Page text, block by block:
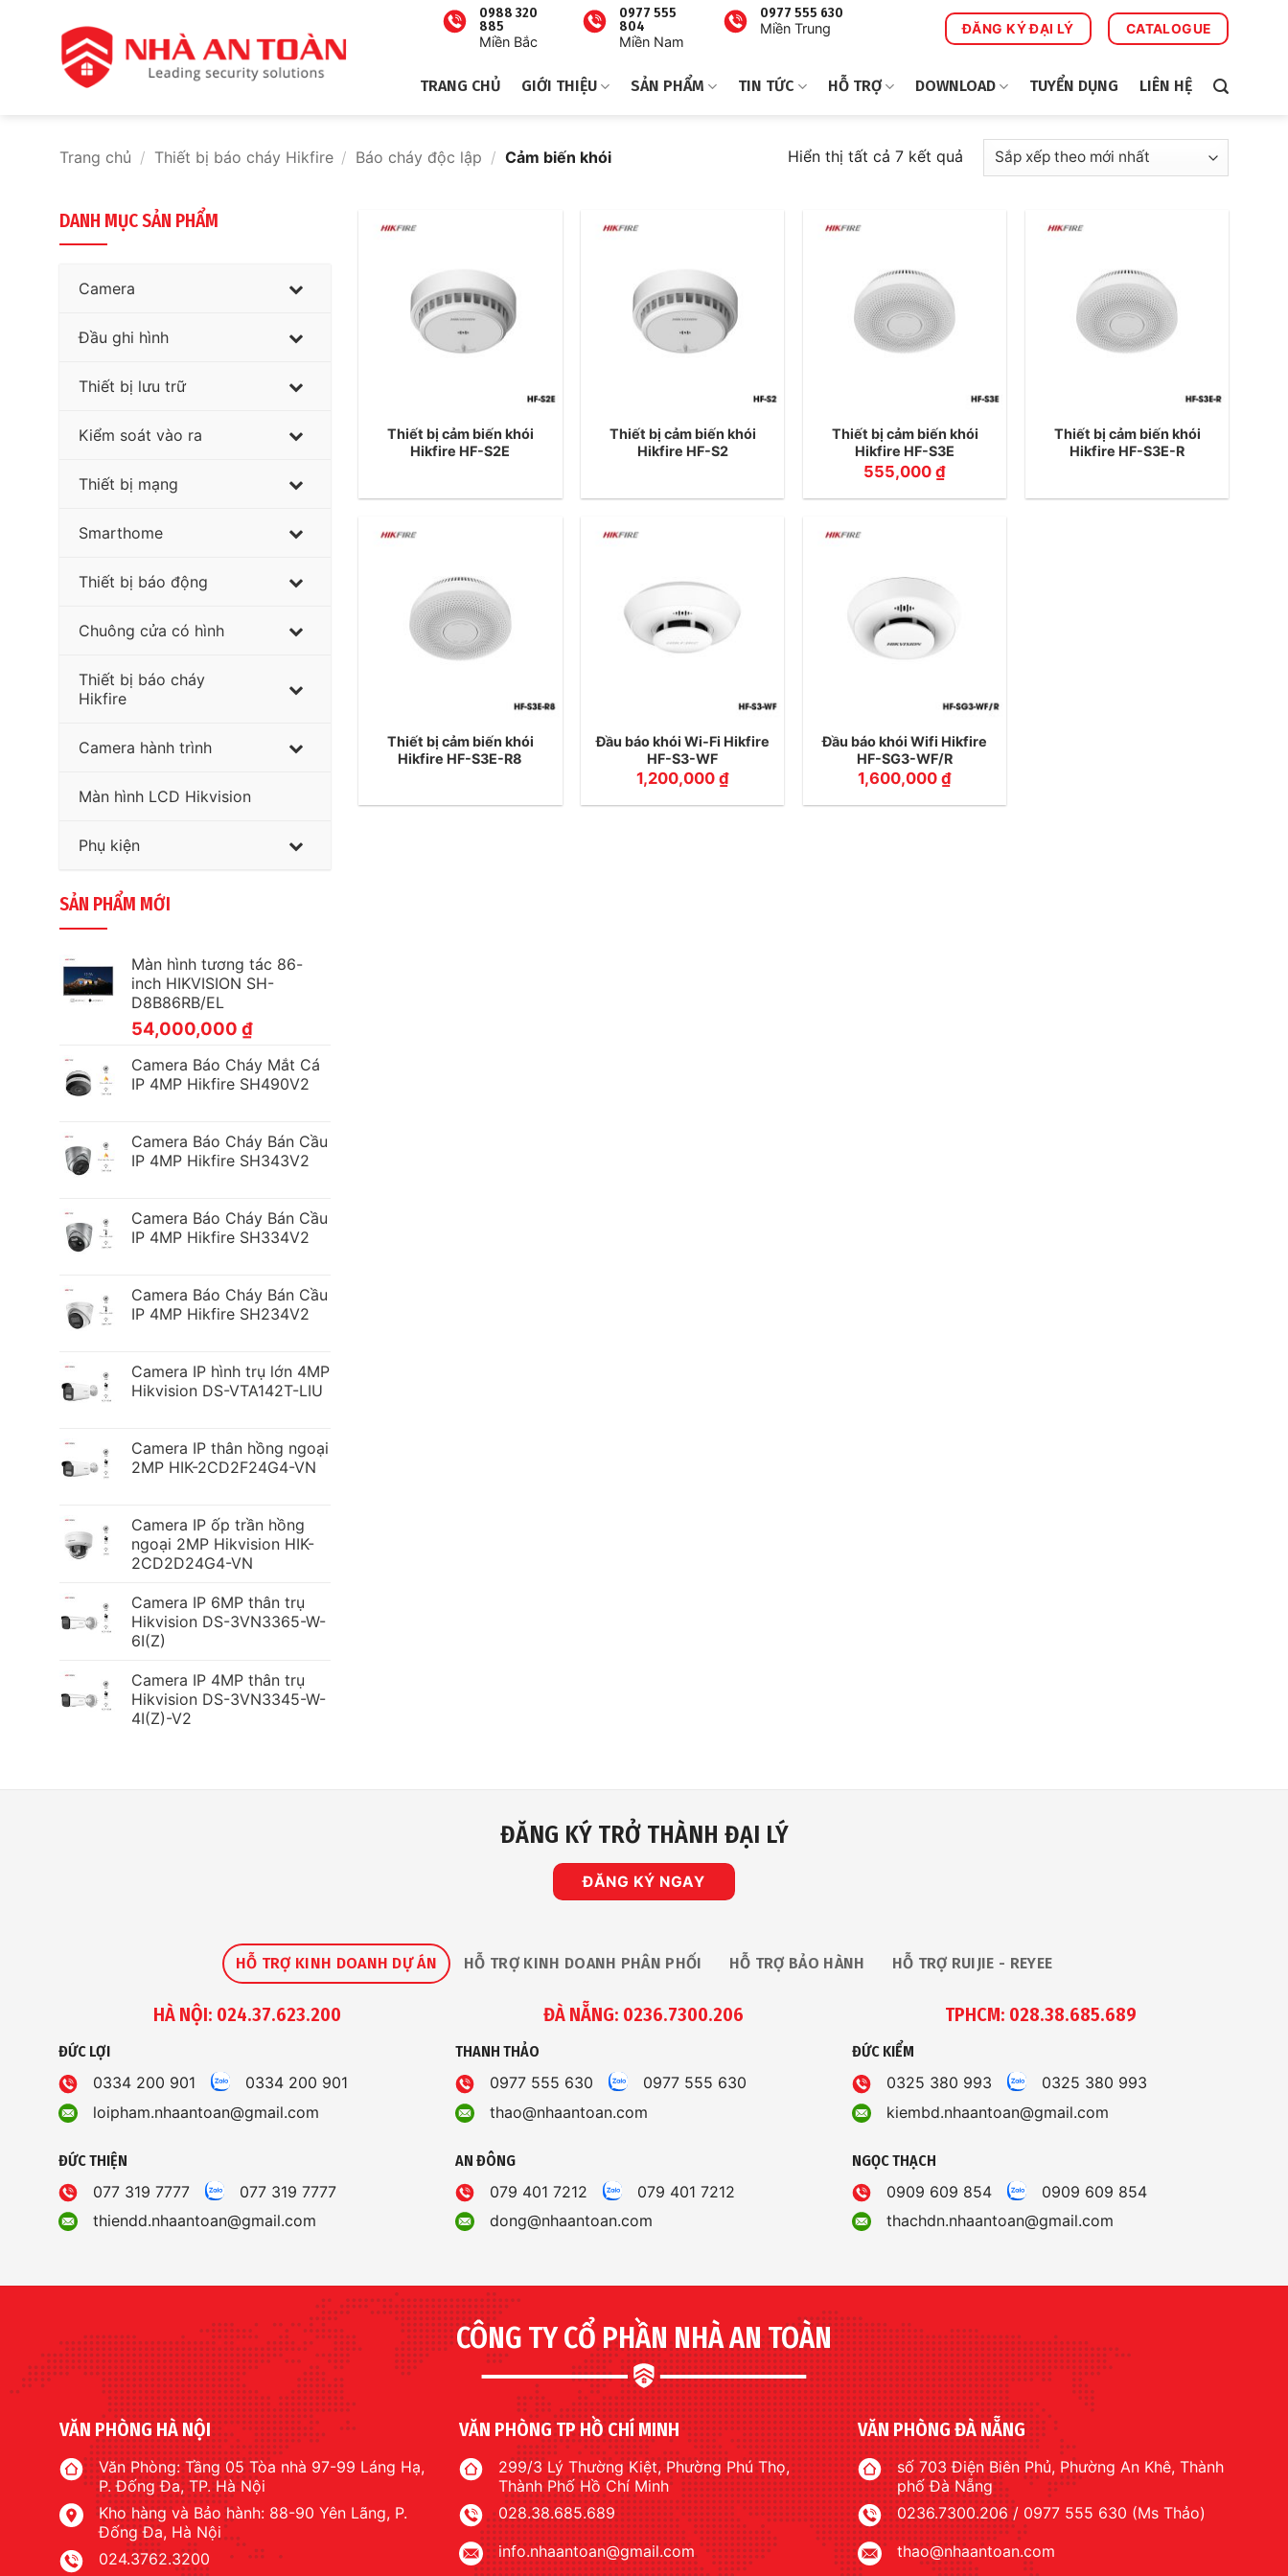
0988 320
885
Miền Bắc
0977 555
804
Miền Nam
0977 555 630
Miền Trung
ĐĂNG KÝ ĐẠI LÝ CATALOGUE
TRANG CHỦ GIỚI THIỆU SẢN PHẨM TIN TỨC HỖ TRỢ DOWNLOAD TUYỂN DỤNG LIÊN HỆ
Trang chủ / Thiết bị báo cháy Hikfire / Báo cháy độc lập / Cảm biến khói Hiển thị tất cả 7 kết quảĐã
sắp
DANH MỤC SẢN PHẨM
Camera
Đầu ghi hình
Thiết bị lưu trữ
Kiểm soát vào ra
Thiết bị mạng
Smarthome
Thiết bị báo động
Chuông cửa có hình
Thiết bị báo cháy
Hikfire
Camera hành trình
Màn hình LCD Hikvision
Phụ kiện
SẢN PHẨM MỚI
Màn hình tương tác 86-
inch HIKVISION SH-
D8B86RB/EL
54,000,000 ₫
Camera Báo Cháy Mắt Cá
IP 4MP Hikfire SH490V2
Camera Báo Cháy Bán Cầu
IP 4MP Hikfire SH343V2
Camera Báo Cháy Bán Cầu
IP 4MP Hikfire SH334V2
Camera Báo Cháy Bán Cầu
IP 4MP Hikfire SH234V2
Camera IP hình trụ lớn 4MP
Hikvision DS-VTA142T-LIU
Camera IP thân hồng ngoại
2MP HIK-2CD2F24G4-VN
Camera IP ốp trần hồng
ngoại 2MP Hikvision HIK-
2CD2D24G4-VN
Camera IP 6MP thân trụ
Hikvision DS-3VN3365-W-
6I(Z)
Camera IP 4MP thân trụ
Hikvision DS-3VN3345-W-
4I(Z)-V2
Thiết bị cảm biến khói
Hikfire HF-S2E
Thiết bị cảm biến khói
Hikfire HF-S2
Thiết bị cảm biến khói
Hikfire HF-S3E
555,000₫
Thiết bị cảm biến khói
Hikfire HF-S3E-R
Thiết bị cảm biến khói
Hikfire HF-S3E-R8
Đầu báo khói Wi-Fi Hikfire
HF-S3-WF
1,200,000 ₫
Đầu báo khói Wifi Hikfire
HF-SG3-WF/R
1,600,000₫
ĐĂNG KÝ TRỞ THÀNH ĐẠI LÝ
ĐĂNG KÝ NGAY
HỖ TRỢ KINH DOANH DỰ ÁN HỖ TRỢ KINH DOANH PHÂN PHỐI HỖ TRỢ BẢO HÀNH HỖ TRỢ RUIJIE - REYEE
HÀ NỘI: 024.37.623.200
ĐỨC LỢI
0334 200 901
0334 200 901
loipham.nhaantoan@gmail.com
ĐỨC THIỆN
077 319 7777
077 319 7777
thiendd.nhaantoan@gmail.com
ĐÀ NẴNG: 0236.7300.206
THANH THẢO
0977 555 630
0977 555 630
thao@nhaantoan.com
AN ĐÔNG
079 401 7212
079 401 7212
dong@nhaantoan.com
TPHCM: 028.38.685.689
ĐỨC KIỂM
0325 380 993
0325 380 993
kiembd.nhaantoan@gmail.com
NGỌC THẠCH
0909 609 854
0909 609 854
thachdn.nhaantoan@gmail.com
CÔNG TY CỔ PHẦN NHÀ AN TOÀN
VĂN PHÒNG HÀ NỘI
Văn Phòng: Tầng 05 Tòa nhà 97-99 Láng Hạ,
P. Đống Đa, TP. Hà Nội
Kho hàng và Bảo hành: 88-90 Yên Lãng, P.
Đống Đa, Hà Nội
024.3762.3200
VĂN PHÒNG TP HỒ CHÍ MINH
299/3 Lý Thường Kiệt, Phường Phú Thọ,
Thành Phố Hồ Chí Minh
028.38.685.689
info.nhaantoan@gmail.com
VĂN PHÒNG ĐÀ NẴNG
số 703 Điện Biên Phủ, Phường An Khê, Thành
phố Đà Nẵng
0236.7300.206 / 0977 555 630 (Ms Thảo)
thao@nhaantoan.com